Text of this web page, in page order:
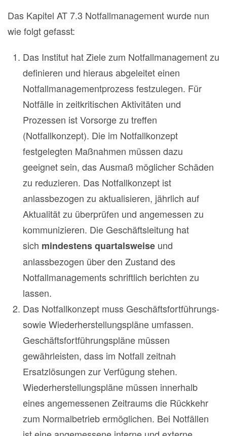
Das Kapitel AT 7.3 Notfallmanagement wurde nun
wie folgt gefasst:
Das Institut hat Ziele zum Notfallmanagement zu
definieren und hieraus abgeleitet einen
Notfallmanagementprozess festzulegen. Für
Notfälle in zeitkritischen Aktivitäten und
Prozessen ist Vorsorge zu treffen
(Notfallkonzept). Die im Notfallkonzept
festgelegten Maßnahmen müssen dazu
geeignet sein, das Ausmaß möglicher Schäden
zu reduzieren. Das Notfallkonzept ist
anlassbezogen zu aktualisieren, jährlich auf
Aktualität zu überprüfen und angemessen zu
kommunizieren. Die Geschäftsleitung hat
sich mindestens quartalsweise und
anlassbezogen über den Zustand des
Notfallmanagements schriftlich berichten zu
lassen.
Das Notfallkonzept muss Geschäftsfortführungs-
sowie Wiederherstellungspläne umfassen.
Geschäftsfortführungspläne müssen
gewährleisten, dass im Notfall zeitnah
Ersatzlösungen zur Verfügung stehen.
Wiederherstellungspläne müssen innerhalb
eines angemessenen Zeitraums die Rückkehr
zum Normalbetrieb ermöglichen. Bei Notfällen